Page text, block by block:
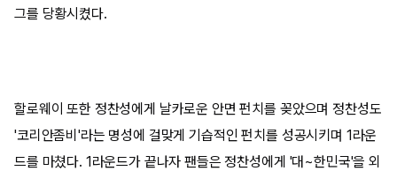
그를 당황시켰다.
할로웨이 또한 정찬성에게 날카로운 안면 펀치를 꽂았으며 정찬성도
'코리안좀비'라는 명성에 걸맞게 기습적인 펀치를 성공시키며 1라운
드를 마쳤다. 1라운드가 끝나자 팬들은 정찬성에게 '대~한민국'을 외